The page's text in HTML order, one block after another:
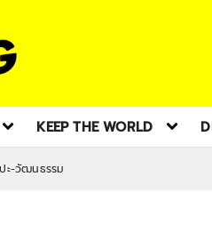
KEEP THE WORLD
ะ-วัฒนธรรม